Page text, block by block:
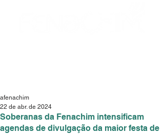
Soberanas da Fenachim intensificam
agendas de divulgação da maior festa de
afenachim
22 de abr. de 2024